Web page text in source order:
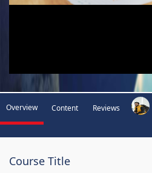
Overview Content Reviews
Course Title